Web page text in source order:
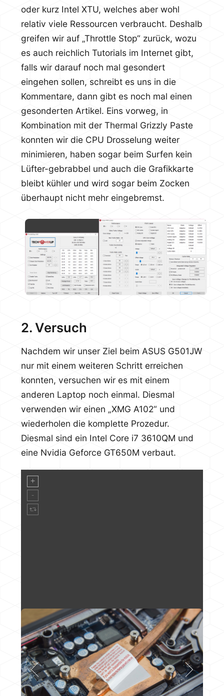
oder kurz Intel XTU, welches aber wohl
relativ viele Ressourcen verbraucht. Deshalb
greifen wir auf „Throttle Stop“ zurück, wozu
es auch reichlich Tutorials im Internet gibt,
falls wir darauf noch mal gesondert
eingehen sollen, schreibt es uns in die
Kommentare, dann gibt es noch mal einen
gesonderten Artikel. Eins vorweg, in
Kombination mit der Thermal Grizzly Paste
konnten wir die CPU Drosselung weiter
minimieren, haben sogar beim Surfen kein
Lüfter-gebrabbel und auch die Grafikkarte
bleibt kühler und wird sogar beim Zocken
überhaupt nicht mehr eingebremst.
2. Versuch
Nachdem wir unser Ziel beim ASUS G501JW
nur mit einem weiteren Schritt erreichen
konnten, versuchen wir es mit einem
anderen Laptop noch einmal. Diesmal
verwenden wir einen „XMG A102“ und
wiederholen die komplette Prozedur.
Diesmal sind ein Intel Core i7 3610QM und
eine Nvidia Geforce GT650M verbaut.